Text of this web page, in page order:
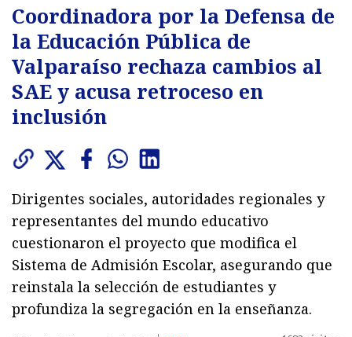
Coordinadora por la Defensa de
la Educación Pública de
Valparaíso rechaza cambios al
SAE y acusa retroceso en
inclusión
Dirigentes sociales, autoridades regionales y
representantes del mundo educativo
cuestionaron el proyecto que modifica el
Sistema de Admisión Escolar, asegurando que
reinstala la selección de estudiantes y
profundiza la segregación en la enseñanza.